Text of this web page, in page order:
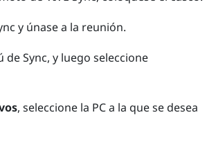
y únase a la reunión.
de Sync, y luego seleccione
, seleccione la PC a la que se desea